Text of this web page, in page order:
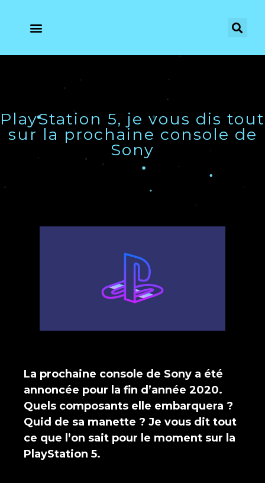
PlayStation 5, je vous dis tout
sur la prochaine console de
Sony
La prochaine console de Sony a été
annoncée pour la fin d’année 2020.
Quels composants elle embarquera ?
Quid de sa manette ? Je vous dit tout
ce que l’on sait pour le moment sur la
PlayStation 5.